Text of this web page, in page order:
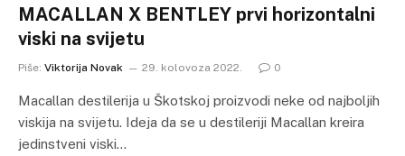
MACALLAN X BENTLEY prvi horizontalni
viski na svijetu
Piše: Viktorija Novak 29. kolovoza 2022. 0
Macallan destilerija u Škotskoj proizvodi neke od najboljih
viskija na svijetu. Ideja da se u destileriji Macallan kreira
jedinstveni viski…